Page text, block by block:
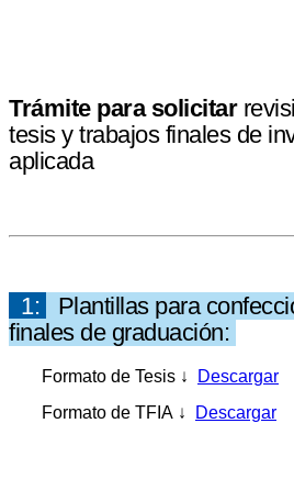
Trámite para solicitar
tesis y trabajos finales de
aplicada
1:
Plantillas para
finales de graduación:
Formato de Tesis ↓
Descargar
Formato de TFIA ↓
Descargar